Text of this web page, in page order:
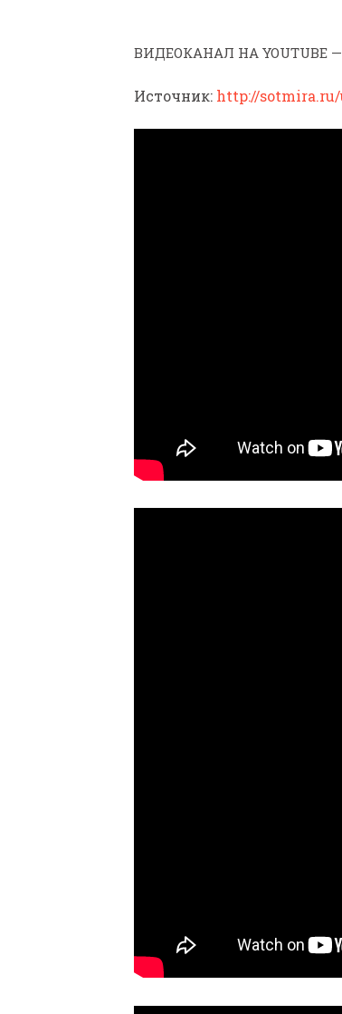
ВИДЕОКАНАЛ НА YOUTUBE —
Источник: http://